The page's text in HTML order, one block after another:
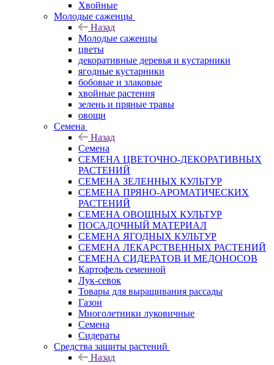
Хвойные
Молодые саженцы
Назад
Молодые саженцы
цветы
декоративные деревья и кустарники
ягодные кустарники
бобовые и злаковые
хвойные растения
зелень и пряные травы
овощи
Семена
Назад
Семена
СЕМЕНА ЦВЕТОЧНО-ДЕКОРАТИВНЫХ
РАСТЕНИЙ
СЕМЕНА ЗЕЛЕННЫХ КУЛЬТУР
СЕМЕНА ПРЯНО-АРОМАТИЧЕСКИХ
РАСТЕНИЙ
СЕМЕНА ОВОЩНЫХ КУЛЬТУР
ПОСАДОЧНЫЙ МАТЕРИАЛ
СЕМЕНА ЯГОДНЫХ КУЛЬТУР
СЕМЕНА ЛЕКАРСТВЕННЫХ РАСТЕНИЙ
СЕМЕНА СИДЕРАТОВ И МЕДОНОСОВ
Картофель семенной
Лук-севок
Товары для выращивания рассады
Газон
Многолетники луковичные
Семена
Сидераты
Средства защиты растений
Назад